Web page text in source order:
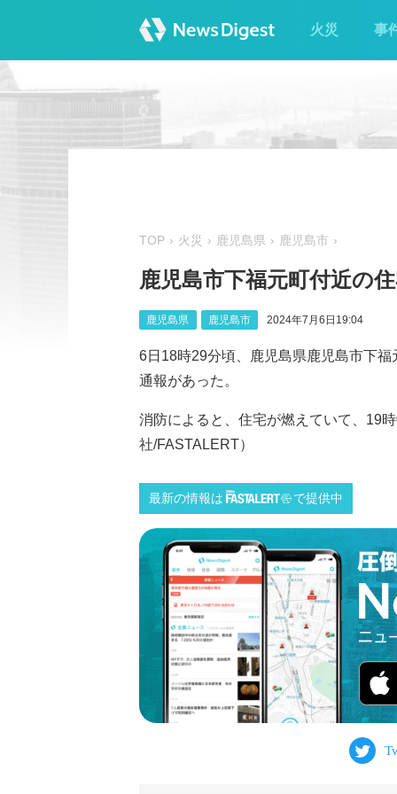
火災 事
TOP 火災 鹿児島県 鹿児島市
鹿児島市下福元町付近の
鹿児島県 鹿児島市 2024年7月6日19:04
6日18時29分頃、鹿児島県鹿児島市下
通報があった。
消防によると、住宅が燃えていて、19
社/FASTALERT）
最新の情報は で提供中